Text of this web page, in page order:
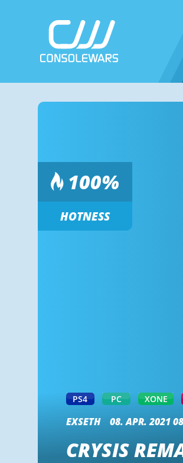
100%
HOTNESS
PS4 PC XONE
EXSETH 08. APR. 2021
CRYSIS